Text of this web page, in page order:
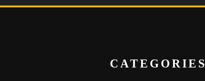
CATEGORIES